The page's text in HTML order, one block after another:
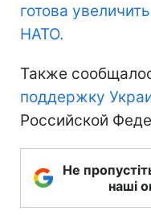
готова
НАТО.
Также
поддержку
Российской
Не
наші